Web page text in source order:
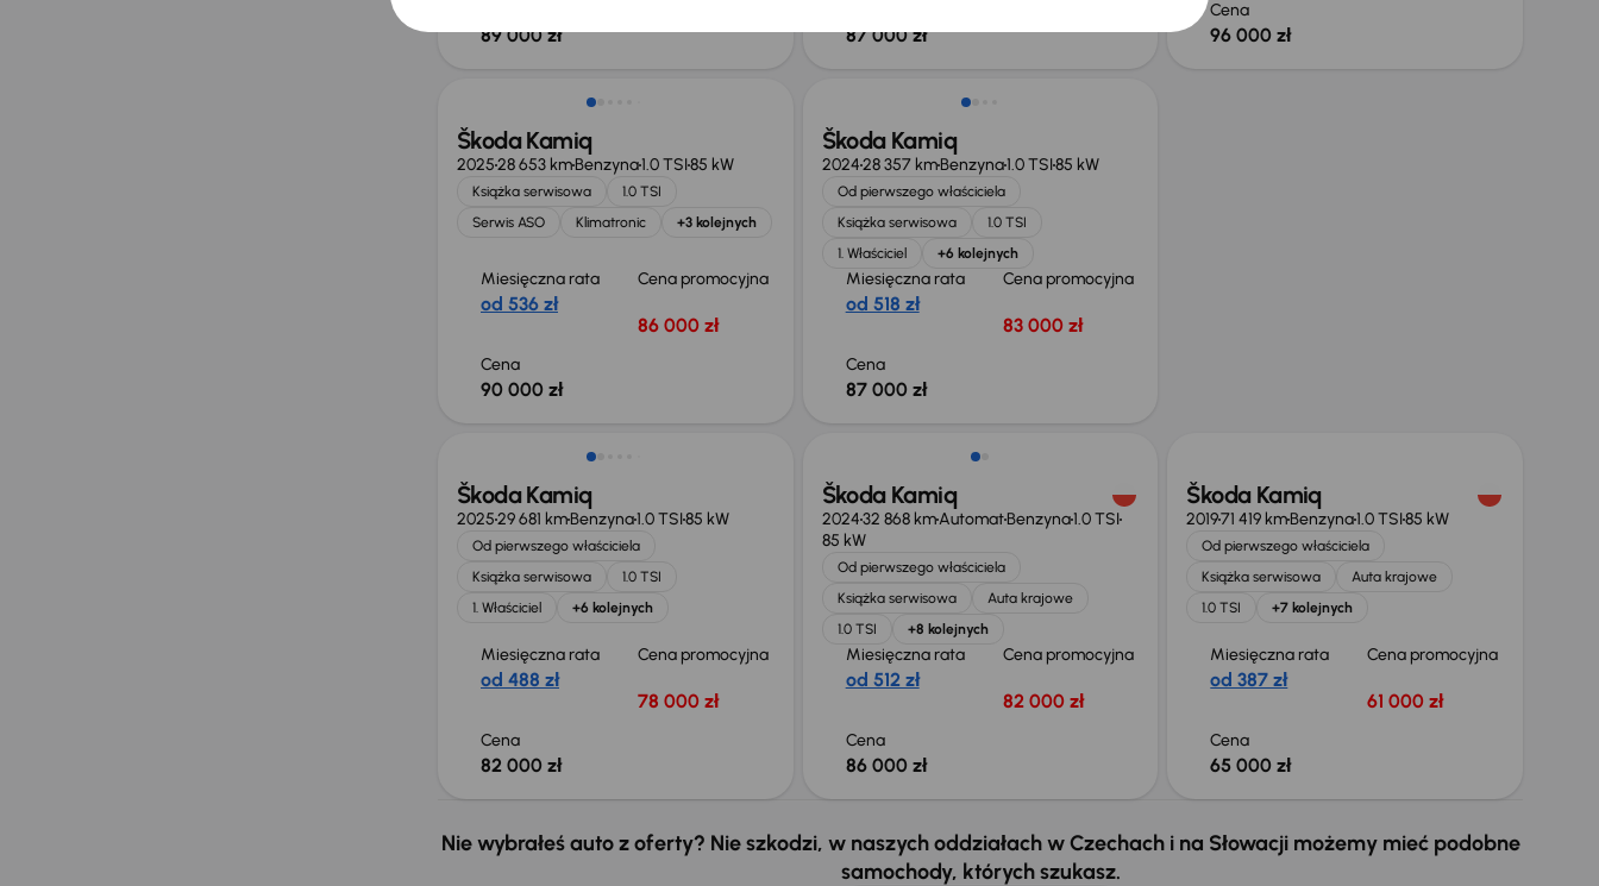
89 000 zł 87 000 zł
Cena
96 000 zł
Od nowego taniej o 19 900 zł
Škoda Kamiq
202528 653 kmBenzyna1.0 TSI85 kW
Książka serwisowa
1.0 TSI
Serwis ASO
Klimatronic +3 kolejnych
Miesięczna rata
od 536 zł
Cena promocyjna
86 000 zł
Cena
90 000 zł
Od nowego taniej o 16 700 zł
Škoda Kamiq
202428 357 kmBenzyna1.0 TSI85 kW
Od pierwszego właściciela
Książka serwisowa
1.0 TSI
1. Właściciel
+6 kolejnych
Miesięczna rata
od 518 zł
Cena promocyjna
83 000 zł
Cena
87 000 zł
Škoda Kamiq
202529 681 kmBenzyna1.0 TSI85 kW
Od pierwszego właściciela
Książka serwisowa
1.0 TSI
1. Właściciel
+6 kolejnych
Miesięczna rata
od 488 zł
Cena promocyjna
78 000 zł
Cena
82 000 zł
Od nowego taniej o 34 000 zł
Škoda Kamiq
202432 868 kmAutomatBenzyna1.0 TSI
85 kW
Od pierwszego właściciela
Książka serwisowa
Auta krajowe
1.0 TSI
+8 kolejnych
Miesięczna rata
od 512 zł
Cena promocyjna
82 000 zł
Cena
86 000 zł
Škoda Kamiq
201971 419 kmBenzyna1.0 TSI85 kW
Od pierwszego właściciela
Książka serwisowa
Auta krajowe
1.0 TSI
+7 kolejnych
Miesięczna rata
od 387 zł
Cena promocyjna
61 000 zł
Cena
65 000 zł
Nie wybrałeś auto z oferty? Nie szkodzi, w naszych oddziałach w Czechach i na Słowacji możemy mieć podobne
samochody, których szukasz.